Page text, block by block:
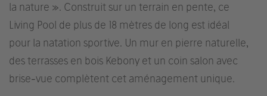
la nature ». Construit sur un terrain en pente, ce
Living Pool de plus de 18 mètres de long est idéal
pour la natation sportive. Un mur en pierre naturelle,
des terrasses en bois Kebony et un coin salon avec
brise-vue complètent cet aménagement unique.